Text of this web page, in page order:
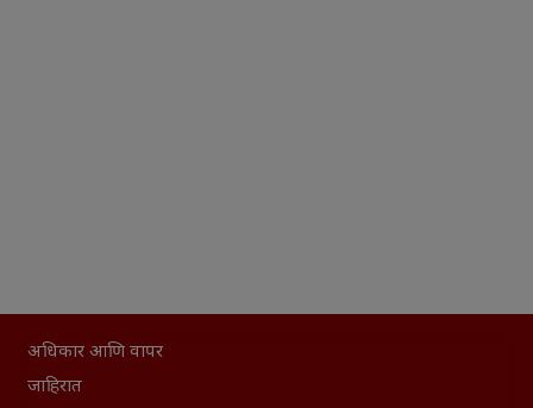
अधिकार आणि वापर
जाहिरात